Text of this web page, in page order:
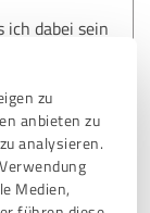
zu
anbieten zu
analysieren.
Medien,
ich dabei sein